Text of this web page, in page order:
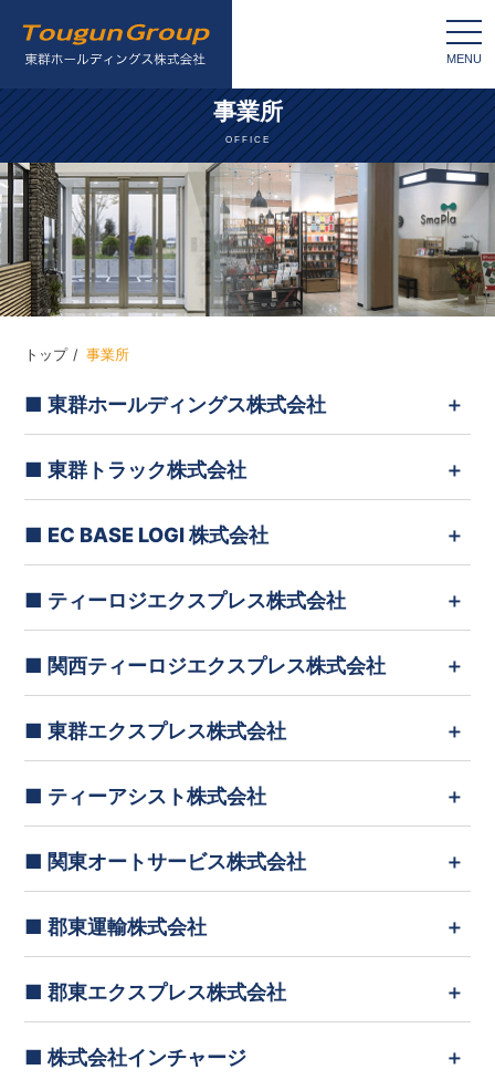
MENU
事業所
OFFICE
トップ 事業所
■ 東群ホールディングス株式会社
■ 東群トラック株式会社
■ EC BASE LOGI 株式会社
■ ティーロジエクスプレス株式会社
■ 関西ティーロジエクスプレス株式会社
■ 東群エクスプレス株式会社
■ ティーアシスト株式会社
■ 関東オートサービス株式会社
■ 郡東運輸株式会社
■ 郡東エクスプレス株式会社
■ 株式会社インチャージ